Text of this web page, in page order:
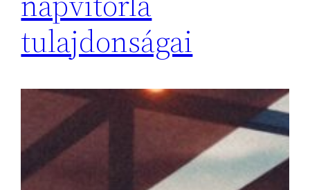
tulajdonságai